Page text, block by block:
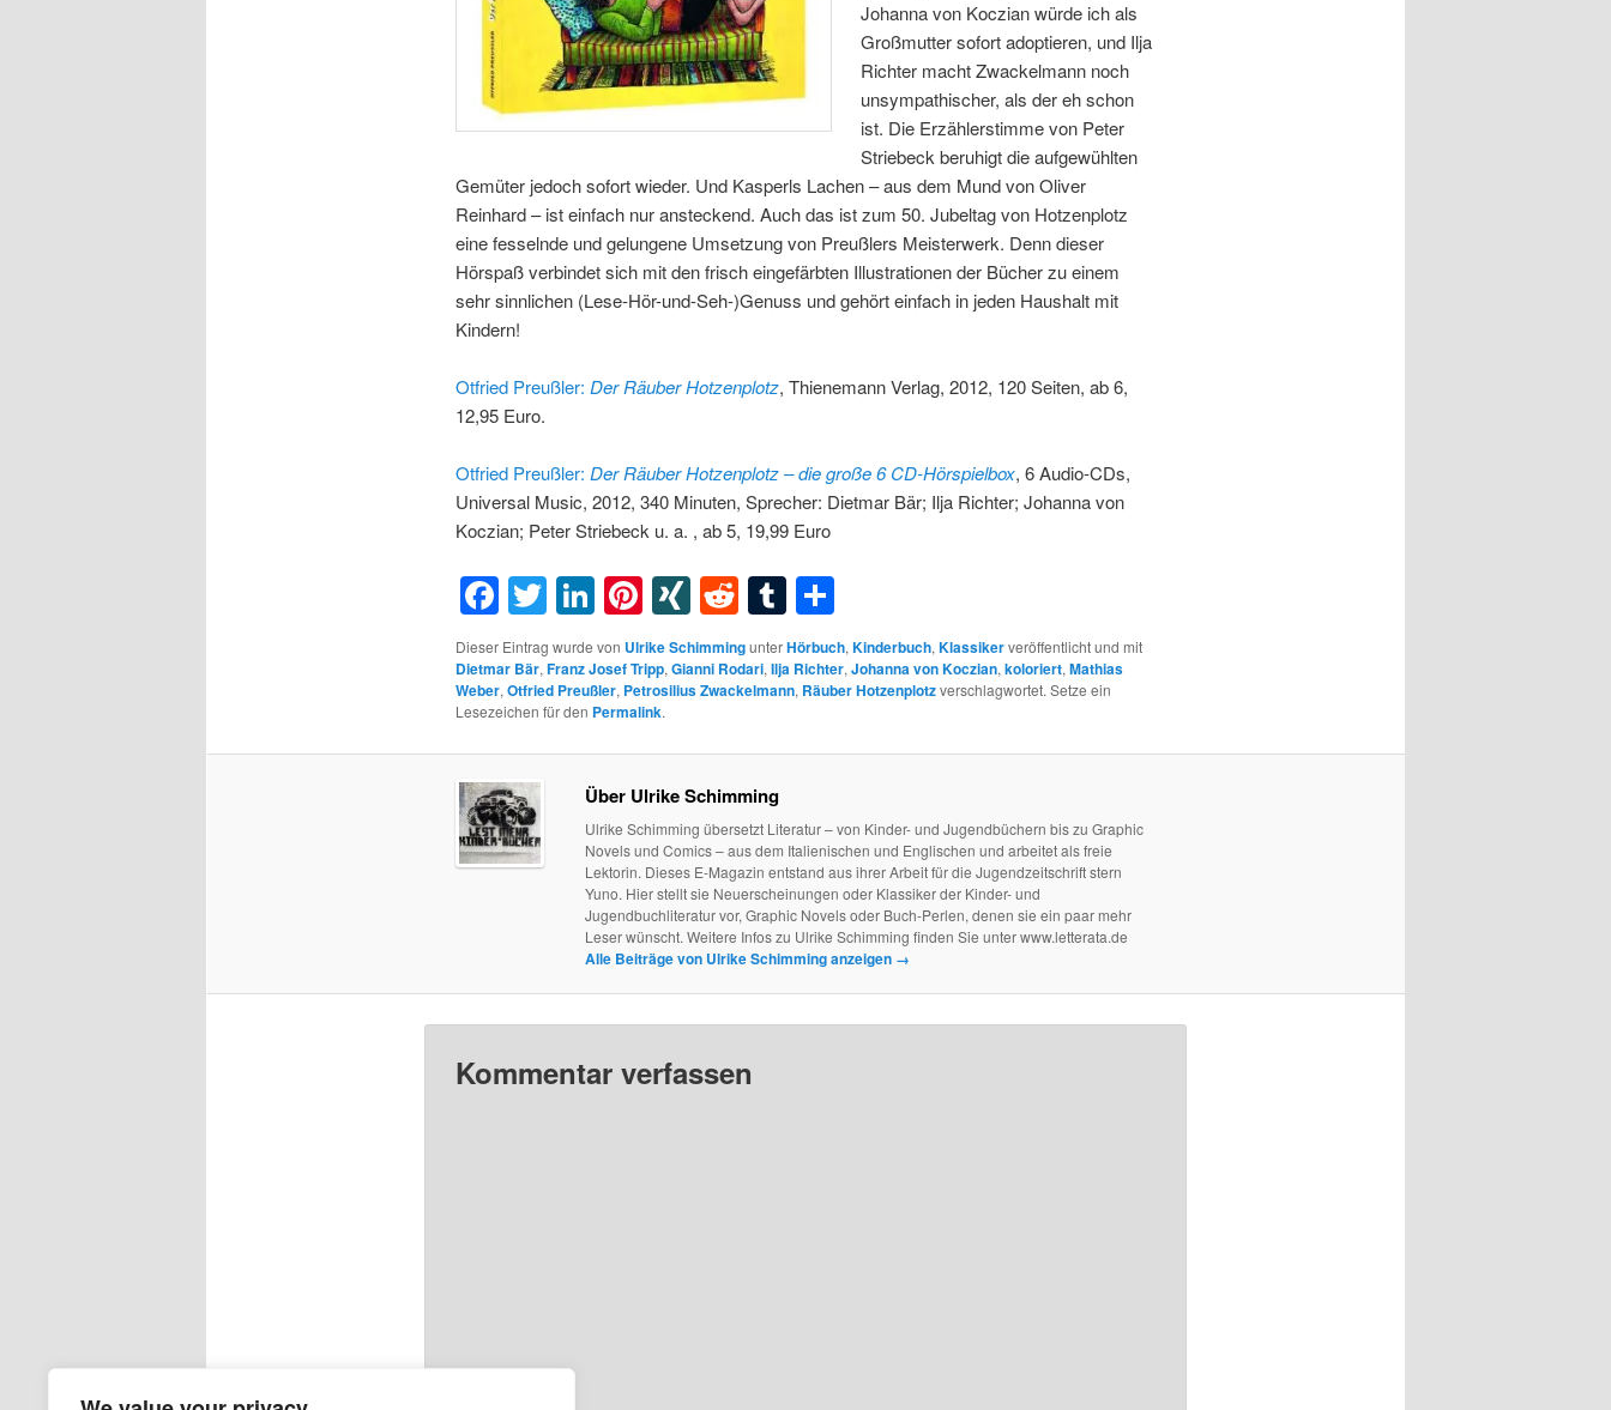
Johanna von Koczian würde ich als
Großmutter sofort adoptieren, und Ilja
Richter macht Zwackelmann noch
unsympathischer, als der eh schon
ist. Die Erzählerstimme von Peter
Striebeck beruhigt die aufgewühlten
Gemüter jedoch sofort wieder. Und Kasperls Lachen – aus dem Mund von Oliver
Reinhard – ist einfach nur ansteckend. Auch das ist zum 50. Jubeltag von Hotzenplotz
eine fesselnde und gelungene Umsetzung von Preußlers Meisterwerk. Denn dieser
Hörspaß verbindet sich mit den frisch eingefärbten Illustrationen der Bücher zu einem
sehr sinnlichen (Lese-Hör-und-Seh-)Genuss und gehört einfach in jeden Haushalt mit
Kindern!
Otfried Preußler: Der Räuber Hotzenplotz, Thienemann Verlag, 2012, 120 Seiten, ab 6,
12,95 Euro.
Otfried Preußler: Der Räuber Hotzenplotz – die große 6 CD-Hörspielbox, 6 Audio-CDs,
Universal Music, 2012, 340 Minuten, Sprecher: Dietmar Bär; Ilja Richter; Johanna von
Koczian; Peter Striebeck u. a. , ab 5, 19,99 Euro
Facebook
Twitter
LinkedIn
Pinterest
XINGReddit
Tumblr
Teilen
Dieser Eintrag wurde von Ulrike SchimmingunterHörbuch, Kinderbuch, Klassikerveröffentlicht und mit
Dietmar Bär, Franz Josef Tripp, Gianni Rodari, Ilja Richter, Johanna von Koczian, koloriert, Mathias
Weber, Otfried Preußler, Petrosilius Zwackelmann, Räuber Hotzenplotzverschlagwortet. Setze ein
Lesezeichen für den Permalink.
Über Ulrike Schimming
Ulrike Schimming übersetzt Literatur – von Kinder- und Jugendbüchern bis zu Graphic
Novels und Comics – aus dem Italienischen und Englischen und arbeitet als freie
Lektorin. Dieses E-Magazin entstand aus ihrer Arbeit für die Jugendzeitschrift stern
Yuno. Hier stellt sie Neuerscheinungen oder Klassiker der Kinder- und
Jugendbuchliteratur vor, Graphic Novels oder Buch-Perlen, denen sie ein paar mehr
Leser wünscht. Weitere Infos zu Ulrike Schimming finden Sie unter www.letterata.de
Alle Beiträge von Ulrike Schimming anzeigen →
Kommentar verfassen